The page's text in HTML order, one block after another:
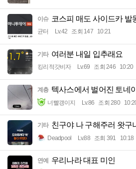
이슈 코스피 매도 사이드카
균터 Lv.42 조회 147 10:21
기타 여러분 내일 입추래요
킹리적갓비자 Lv.69 조회 246 10:20
계층 텍사스에서 벌어진 토네
너빨갱이지 Lv.86 조회 280
기타 친구야 나 구해주러 왓구
Deadpool Lv.88 조회 391 10:18
연예 우리나라 대표 미인